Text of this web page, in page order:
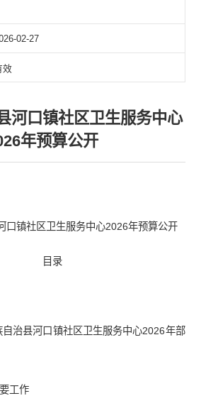
02-27
效
河口镇社区卫生服务中心
年预算公开
口镇社区卫生服务中心2026年预算公开
目录
治县河口镇社区卫生服务中心2026年部
工作